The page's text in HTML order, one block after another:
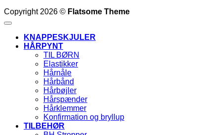
Copyright 2026 © Flatsome Theme
KNAPPESKJULER
HÅRPYNT
TIL BØRN
Elastikker
Hårnåle
Hårbånd
Hårbøjler
Hårspænder
Hårklemmer
Konfirmation og bryllup
TILBEHØR